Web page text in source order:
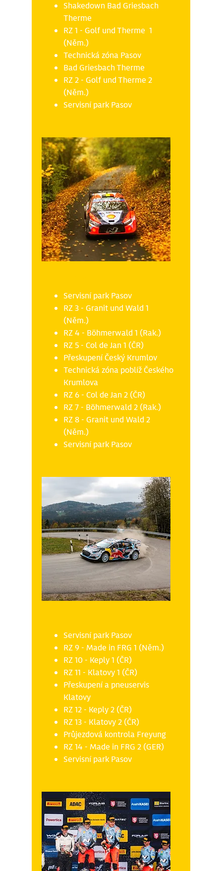
Shakedown Bad Griesbach
Therme
RZ 1 - Golf und Therme 1
(Něm.)
Technická zóna Pasov
Bad Griesbach Therme
RZ 2 - Golf und Therme 2
(Něm.)
Servisní park Pasov
Servisní park Pasov
RZ 3 - Granit und Wald 1
(Něm.)
RZ 4 - Böhmerwald 1 (Rak.)
RZ 5 - Col de Jan 1 (ČR)
Přeskupení Český Krumlov
Technická zóna poblíž Českého
Krumlova
RZ 6 - Col de Jan 2 (ČR)
RZ 7 - Böhmerwald 2 (Rak.)
RZ 8 - Granit und Wald 2
(Něm.)
Servisní park Pasov
Servisní park Pasov
RZ 9 - Made in FRG 1 (Něm.)
RZ 10 - Keply 1 (ČR)
RZ 11 - Klatovy 1 (ČR)
Přeskupení a pneuservis
Klatovy
RZ 12 - Keply 2 (ČR)
RZ 13 - Klatovy 2 (ČR)
Průjezdová kontrola Freyung
RZ 14 - Made in FRG 2 (GER)
Servisní park Pasov